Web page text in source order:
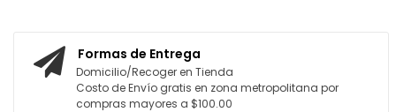
Formas de Entrega
Domicilio/Recoger en Tienda
Costo de Envío gratis en zona metropolitana por
compras mayores a $100.00